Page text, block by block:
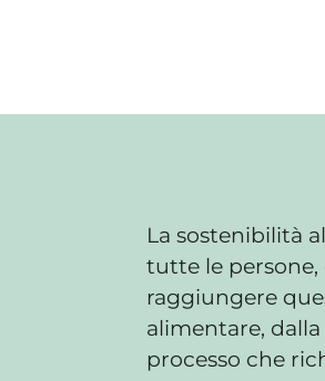
La sostenibilità
tutte le persone,
raggiungere
alimentare,
processo che